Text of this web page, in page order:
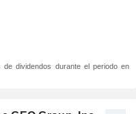
de dividendos durante el periodo en